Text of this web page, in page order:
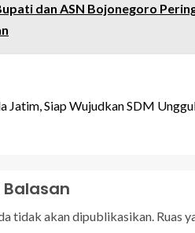
dan ASN Bojonegoro
Jatim, Siap Wujudkan SDM
tidak akan dipublikasikan. Ruas